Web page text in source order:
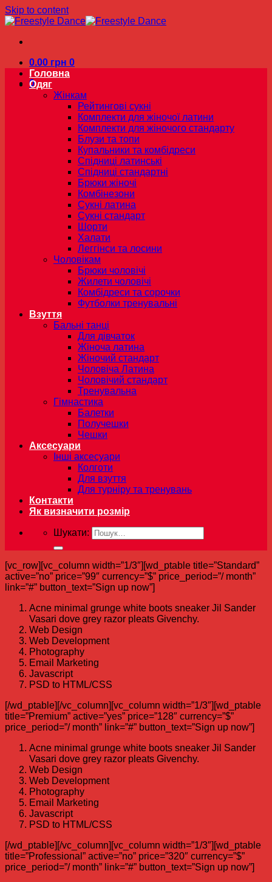
Skip to content
0.00 грн 0
0
Головна
Одяг
Жінкам
Рейтингові сукні
Комплекти для жіночої латини
Комплекти для жіночого стандарту
Блузи та топи
Купальники та комбідреси
Спідниці латинські
Спідниці стандартні
Брюки жіночі
Комбінезони
Сукні латина
Сукні стандарт
Шорти
Халати
Леггінси та лосини
Чоловікам
Брюки чоловічі
Жилети чоловічі
Комбідреси та сорочки
Футболки тренувальні
Взуття
Бальні танці
Для дівчаток
Жіноча латина
Жіночий стандарт
Чоловіча Латина
Чоловічий стандарт
Тренувальна
Гімнастика
Балетки
Получешки
Чешки
Аксесуари
Інші аксесуари
Колготи
Для взуття
Для турніру та тренувань
Контакти
Як визначити розмір
Шукати:
[vc_row][vc_column width=”1/3″][wd_ptable title=”Standard”
active=”no” price=”99″ currency=”$” price_period=”/ month”
link=”#” button_text=”Sign up now”]
Acne minimal grunge white boots sneaker Jil Sander
Vasari dove grey razor pleats Givenchy.
Web Design
Web Development
Photography
Email Marketing
Javascript
PSD to HTML/CSS
[/wd_ptable][/vc_column][vc_column width=”1/3″][wd_ptable
title=”Premium” active=”yes” price=”128″ currency=”$”
price_period=”/ month” link=”#” button_text=”Sign up now”]
Acne minimal grunge white boots sneaker Jil Sander
Vasari dove grey razor pleats Givenchy.
Web Design
Web Development
Photography
Email Marketing
Javascript
PSD to HTML/CSS
[/wd_ptable][/vc_column][vc_column width=”1/3″][wd_ptable
title=”Professional” active=”no” price=”320″ currency=”$”
price_period=”/ month” link=”#” button_text=”Sign up now”]